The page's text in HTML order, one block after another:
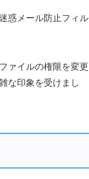
惑メール防止フィル
ァイルの権限を変更
な印象を受けまし